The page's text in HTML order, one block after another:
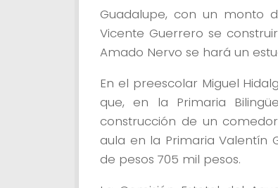
Guadalupe, con un monto
Vicente Guerrero se
Amado Nervo se hará un
En el preescolar Miguel
que, en la Primaria
construcción de un
aula en la Primaria Valentín
de pesos 705 mil pesos.